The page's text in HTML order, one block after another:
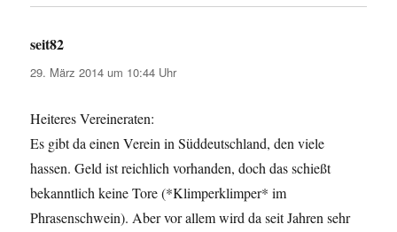
seit82
29. März 2014 um 10:44 Uhr
Heiteres Vereineraten:
Es gibt da einen Verein in Süddeutschland, den viele
hassen. Geld ist reichlich vorhanden, doch das schießt
bekanntlich keine Tore (*Klimperklimper* im
Phrasenschwein). Aber vor allem wird da seit Jahren sehr